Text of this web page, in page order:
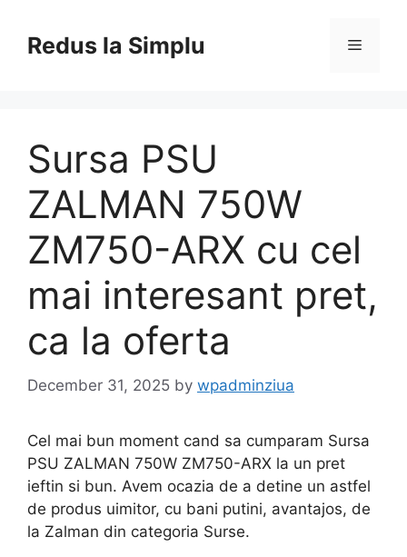
contentRedus la Simplu Menu
Sursa PSU
ZALMAN 750W
ZM750-ARX cu cel
mai interesant pret,
ca la oferta
December 31, 2025 by wpadminziua
Cel mai bun moment cand sa cumparam Sursa
PSU ZALMAN 750W ZM750-ARX la un pret
ieftin si bun. Avem ocazia de a detine un astfel
de produs uimitor, cu bani putini, avantajos, de
la Zalman din categoria Surse.